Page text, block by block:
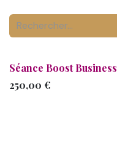
Séance Boost Business
250,00 €